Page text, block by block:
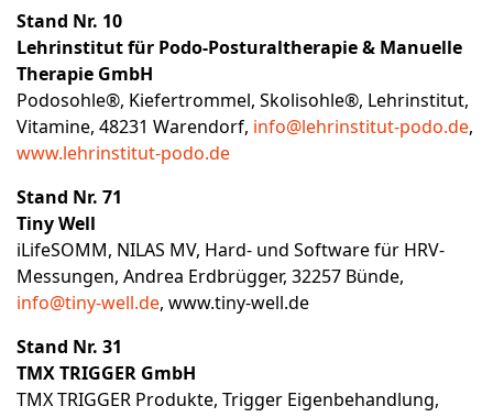
Stand Nr. 10
Lehrinstitut für Podo-Posturaltherapie & Manuelle
Therapie GmbH
Podosohle®, Kiefertrommel, Skolisohle®, Lehrinstitut,
Vitamine, 48231 Warendorf, info@lehrinstitut-podo.de,
www.lehrinstitut-podo.de
Stand Nr. 71
Tiny Well
iLifeSOMM, NILAS MV, Hard- und Software für HRV-
Messungen, Andrea Erdbrügger, 32257 Bünde,
info@tiny-well.de, www.tiny-well.de
Stand Nr. 31
TMX TRIGGER GmbH
TMX TRIGGER Produkte, Trigger Eigenbehandlung,